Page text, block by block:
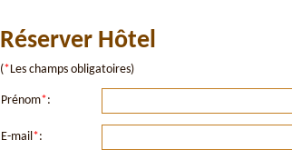
Réserver Hôtel
(*Les champs obligatoires)
Prénom*:
E-mail*: